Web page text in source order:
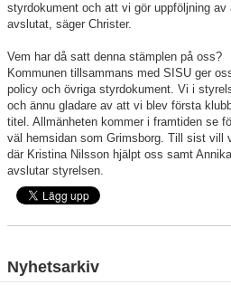
styrdokument och att vi gör uppföljning av
avslutat, säger Christer.
Vem har då satt denna stämplen på oss?
Kommunen tillsammans med SISU ger
policy och övriga styrdokument. Vi i
och ännu gladare av att vi blev första
titel. Allmänheten kommer i framtiden se
väl hemsidan som Grimsborg. Till sist
där Kristina Nilsson hjälpt oss samt
avslutar styrelsen.
Nyhetsarkiv